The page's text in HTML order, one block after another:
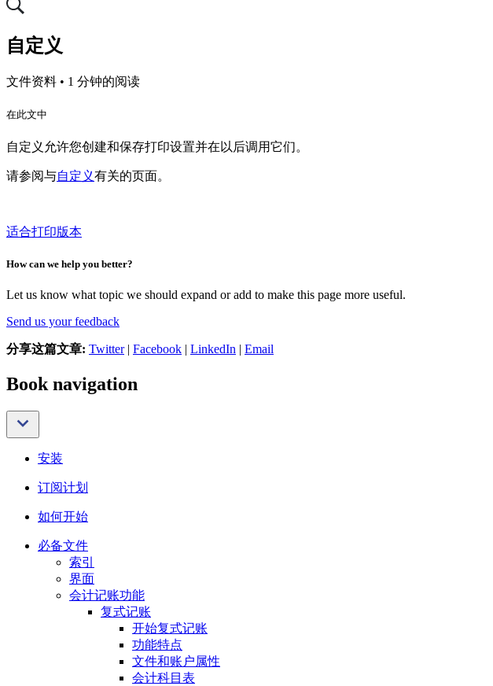
自定义
文件资料 • 1 分钟的阅读
在此文中
自定义允许您创建和保存打印设置并在以后调用它们。
请参阅与自定义有关的页面。
适合打印版本
How can we help you better?
Let us know what topic we should expand or add to make this page more useful.
Send us your feedback
分享这篇文章: Twitter| Facebook | LinkedIn | Email
Book navigation
安装
订阅计划
如何开始
必备文件
索引
界面
会计记账功能
复式记账
开始复式记账
功能特点
文件和账户属性
会计科目表